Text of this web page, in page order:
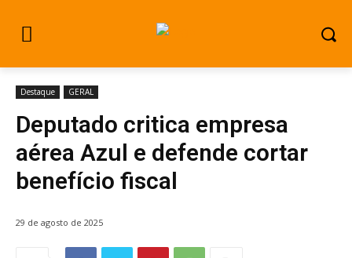
Destaque GERAL
Deputado critica empresa
aérea Azul e defende cortar
benefício fiscal
29 de agosto de 2025